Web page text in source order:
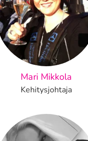
Mari Mikkola
Kehitysjohtaja